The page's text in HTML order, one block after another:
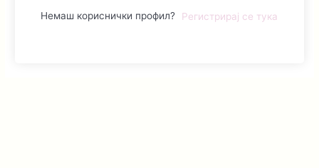
Немаш кориснички профил? Регистрирај се тука